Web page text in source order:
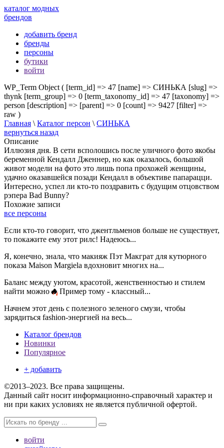
каталог модных
брендов
добавить бренд
бренды
персоны
бутики
войти
WP_Term Object ( [term_id] => 47 [name] => СИНЬКА [slug] =>
thynk [term_group] => 0 [term_taxonomy_id] => 47 [taxonomy] =>
person [description] => [parent] => 0 [count] => 9427 [filter] =>
raw )
Главная \ Каталог персон \ СИНЬКА
вернуться назад
Описание
Иллюзия дня. В сети всполошись после уличного фото якобы
беременной Кендалл Дженнер, но как оказалось, большой
живот модели на фото это лишь попа прохожей женщины,
удачно оказавшейся позади Кендалл в объективе папарацци.
Интересно, успел ли кто-то поздравить с будущим отцовством
рэпера Bad Bunny?
Похожие записи
все персоны
Если кто-то говорит, что джентльменов больше не существует,
то покажите ему этот рилс! Надеюсь...
Я, конечно, знала, что макияж Пэт Макграт для кутюрного
показа Maison Margiela вдохновит многих на...
Баланс между уютом, красотой, женственностью и стилем
найти можно🔥 Пример тому - классный...
Начнем этот день с полезного зеленого смузи, чтобы
зарядиться fashion-энергией на весь...
Каталог брендов
Новинки
Популярное
+ добавить
©2013–2023. Все права защищены.
Данный сайт носит информационно-справочный характер и
ни при каких условиях не является публичной офертой.
войти